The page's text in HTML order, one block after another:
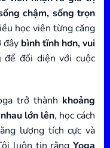
chậm, sống trọn
học viên từng căng
đây bình tĩnh hơn, vui
để đối diện với cuộc
trở thành khoảng
lớn lên, học cách
lượng tích cực và